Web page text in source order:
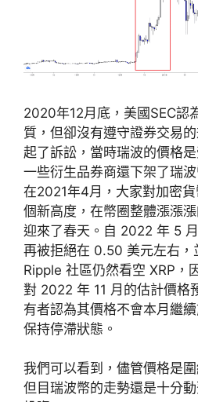
2020年12月底，美國SEC認
質，但卻沒有遵守證券交易
起了訴訟，當時瑞波的價格
一些衍生品券商還下架了瑞
在2021年4月，大家對加密
個新高度，在幣圈整體漲漲
迎來了春天。自 2022 年 5
再被拒絕在 0.50 美元左右，
Ripple 社區仍然看空 XRP，
對 2022 年 11 月的估計價格
有者認為其價格不會本月繼
保持停滯狀態。
我們可以看到，儘管價格是
但目瑞波幣的走勢還是十分